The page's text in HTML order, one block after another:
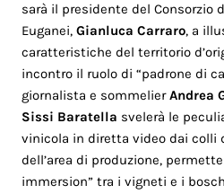
sarà il presidente del Consorzio
Euganei,Gianluca Carraro, a
caratteristiche del territorio
incontro il ruolo di “padrone di
giornalista e sommelierAndrea
Sissi Baratella svelerà le
vinicola in diretta video dai colli
dell’area di produzione,
immersion” tra i vigneti e i